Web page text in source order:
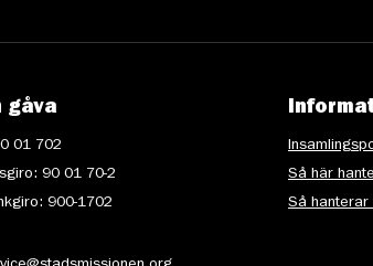
gåva
01 702
90 01 70-2
900-1702
Så här
Så hanterar